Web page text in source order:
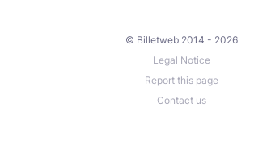
© Billetweb 2014 - 2026
Legal Notice
Report this page
Contact us